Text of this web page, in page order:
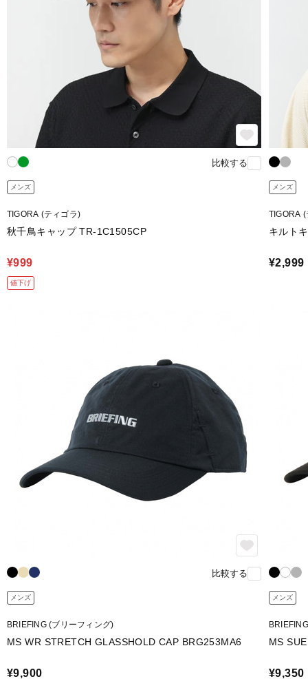
比較する
メンズ
TIGORA (ティゴラ)
秋千鳥キャップ TR-1C1505CP
¥999
値下げ
メンズ
TIGORA
キルト
¥2,999
比較する
メンズ
BRIEFING (ブリーフィング)
MS WR STRETCH GLASSHOLD CAP BRG253MA6
¥9,900
メンズ
MS
¥9,350